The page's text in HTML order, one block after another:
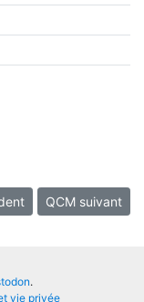
QCM suivant
.
vie privée